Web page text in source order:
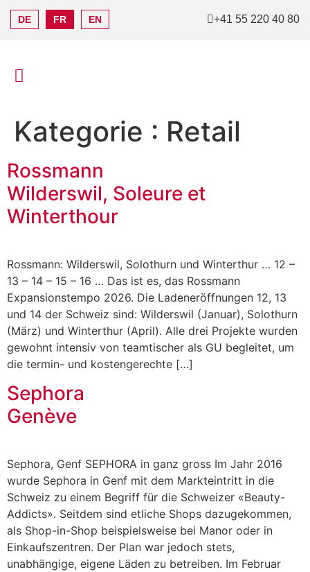
DE FR EN +41 55 220 40 80
Kategorie : Retail
Rossmann
Wilderswil, Soleure et
Winterthour
Rossmann: Wilderswil, Solothurn und Winterthur … 12 –
13 – 14 – 15 – 16 … Das ist es, das Rossmann
Expansionstempo 2026. Die Ladeneröffnungen 12, 13
und 14 der Schweiz sind: Wilderswil (Januar), Solothurn
(März) und Winterthur (April). Alle drei Projekte wurden
gewohnt intensiv von teamtischer als GU begleitet, um
die termin- und kostengerechte […]
Sephora
Genève
Sephora, Genf SEPHORA in ganz gross Im Jahr 2016
wurde Sephora in Genf mit dem Markt­eintritt in die
Schweiz zu einem Begriff für die Schwei­zer «Beauty-
Addicts». Seitdem sind etliche Shops dazugekommen,
als Shop-in-Shop beispielsweise bei Manor oder in
Einkaufszentren. Der Plan war jedoch stets,
unabhängige, eigene Läden zu betreiben. Im Februar